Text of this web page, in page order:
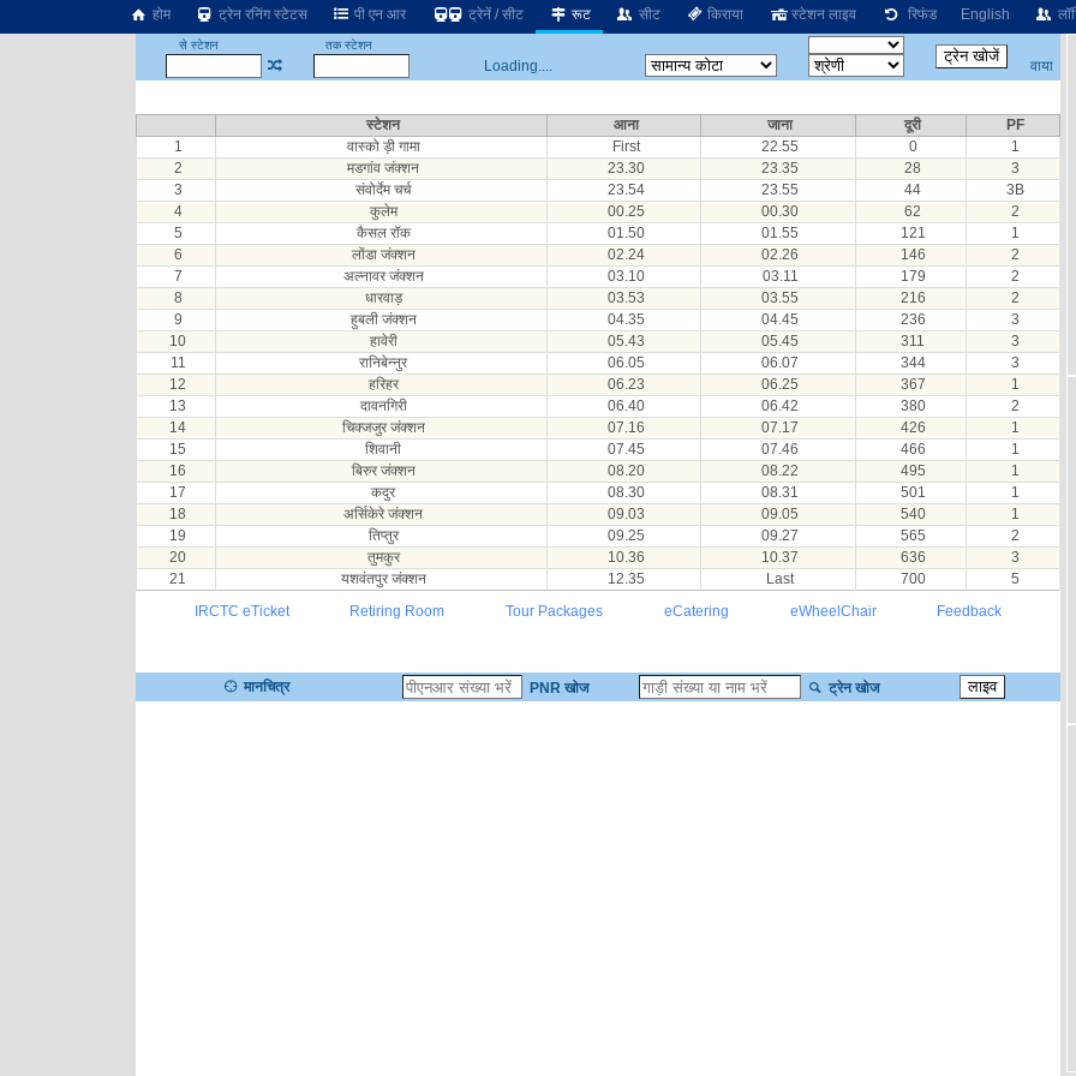
होम ट्रेन रनिंग स्टेटस पी एन आर ट्रेनें / सीट रूट सीट किराया स्टेशन लाइव रिफंड English
से स्टेशन तक स्टेशन
Loading.... वाया
स्टेशन आना जाना दूरी
PF
1
वास्को ड़ी गामा First 22.55 0
1
2
मडगांव जंक्शन 23.30 23.35 28
3
3
संवोर्देम चर्च 23.54 23.55 44
3B
4
कुलेम 00.25 00.30 62
2
5
कैसल रॉक 01.50 01.55 121
1
6
लोंडा जंक्शन 02.24 02.26 146
2
7
अल्नावर जंक्शन 03.10 03.11 179
2
8
धारवाड़ 03.53 03.55 216
2
9
हुबली जंक्शन 04.35 04.45 236
3
10
हावेरी 05.43 05.45 311
3
11
रानिबेन्नुर 06.05 06.07 344
3
12
हरिहर 06.23 06.25 367
1
13
दावनगिरी 06.40 06.42 380
2
14
चिक्जजुर जंक्शन 07.16 07.17 426
1
15
शिवानी 07.45 07.46 466
1
16
बिरुर जंक्शन 08.20 08.22 495
1
17
कदुर 08.30 08.31 501
1
18
अर्सिकेरे जंक्शन 09.03 09.05 540
1
19
तिप्तुर 09.25 09.27 565
2
20
तुमकुर 10.36 10.37 636
3
21
यशवंतपुर जंक्शन 12.35 Last 700
5
IRCTC eTicket
Retiring Room Tour Packages eCatering eWheelChair Feedback
मानचित्र PNR खोज ट्रेन खोज